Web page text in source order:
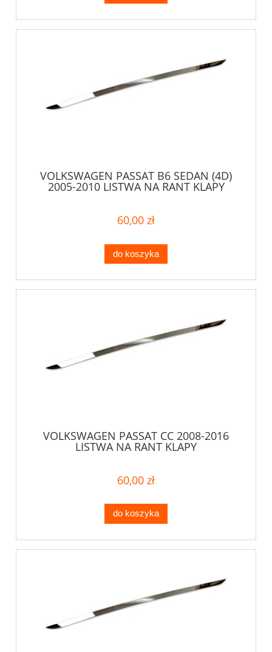
VOLKSWAGEN PASSAT B6 SEDAN (4D)
2005-2010 LISTWA NA RANT KLAPY
60,00 zł
do koszyka
VOLKSWAGEN PASSAT CC 2008-2016
LISTWA NA RANT KLAPY
60,00 zł
do koszyka